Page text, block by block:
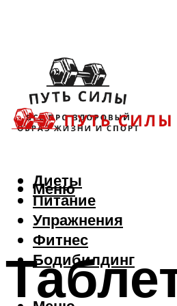
Диеты
Питание
Упражнения
Фитнес
Бодибилдинг
Меню